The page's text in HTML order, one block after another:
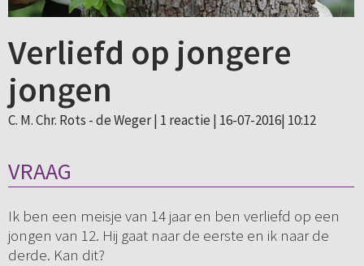
Verliefd op jongere
jongen
C. M. Chr. Rots - de Weger | 1 reactie | 16-07-2016| 10:12
VRAAG
Ik ben een meisje van 14 jaar en ben verliefd op een
jongen van 12. Hij gaat naar de eerste en ik naar de
derde. Kan dit?